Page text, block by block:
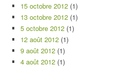
15 octobre 2012 (1)
13 octobre 2012 (1)
5 octobre 2012 (1)
12 août 2012 (1)
9 août 2012 (1)
4 août 2012 (1)